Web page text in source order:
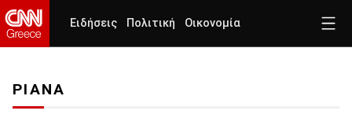
Ειδήσεις Πολιτική Οικονομία
ΡΙΑΝΑ